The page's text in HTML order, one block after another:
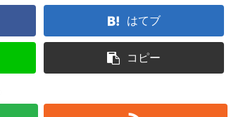
はてブ
コピー